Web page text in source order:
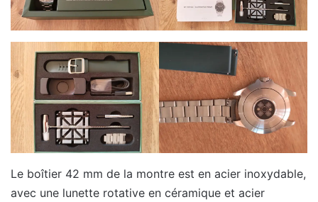
Le boîtier 42 mm de la montre est en acier inoxydable,
avec une lunette rotative en céramique et acier